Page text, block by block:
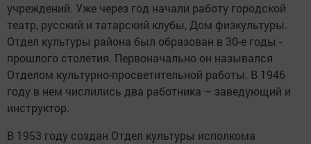
учреждений. Уже через год начали работу городской
театр, русский и татарский клубы, Дом ­физкультуры.
Отдел культуры района был образован в 30-е годы ­
прошлого столетия. Первоначально он назывался
Отделом ­культурно-просветительной работы. В 1946
году в нем числились два работника – заведующий и
инструктор.
В 1953 году создан Отдел культуры исполкома